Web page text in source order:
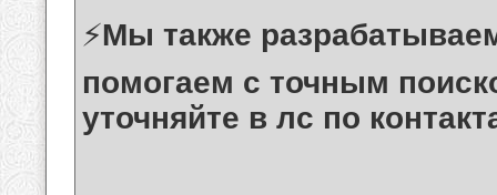
⚡️Мы также
помогаем с точным
уточняйте в лс по